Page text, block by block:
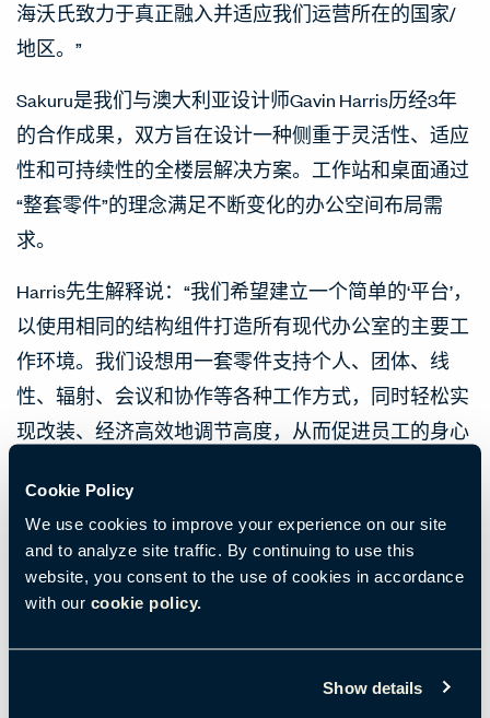
Cookie Policy
We use cookies to improve your experience on our site
and to analyze site traffic. By continuing to use this
website, you consent to the use of cookies in accordance
with our cookie policy.
Show details
海沃氏致力于真正融入并适应我们运营所在的国家/
地区。”
Sakuru是我们与澳大利亚设计师Gavin Harris历经3年
的合作成果，双方旨在设计一种侧重于灵活性、适应
性和可持续性的全楼层解决方案。工作站和桌面通过
“整套零件”的理念满足不断变化的办公空间布局需
求。
Harris先生解释说：“我们希望建立一个简单的‘平台’，
以使用相同的结构组件打造所有现代办公室的主要工
作环境。我们设想用一套零件支持个人、团体、线
性、辐射、会议和协作等各种工作方式，同时轻松实
现改装、经济高效地调节高度，从而促进员工的身心
为了履行Sakuru对环境和财务可持续性的承诺，海沃
氏力求实现本地制造。Cakukovic先生表示：“Sakuru
在澳大利亚设计，并运用本地采购的材料在澳大利亚